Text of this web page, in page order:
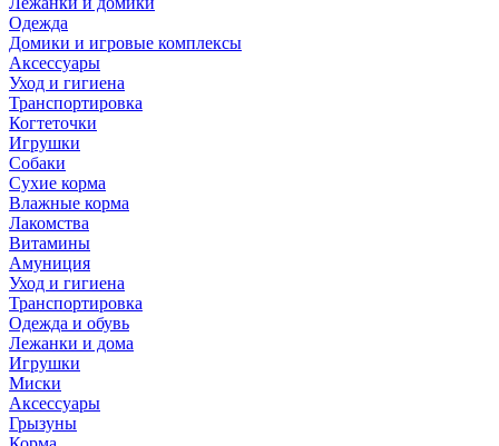
Одежда
Домики и игровые комплексы
Аксессуары
Уход и гигиена
Транспортировка
Когтеточки
Игрушки
Собаки
Сухие корма
Влажные корма
Лакомства
Витамины
Амуниция
Уход и гигиена
Транспортировка
Одежда и обувь
Лежанки и дома
Игрушки
Миски
Аксессуары
Грызуны